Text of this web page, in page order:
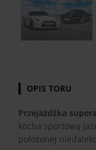
OPIS TORU
Przejażdżka
kocha sportową
położonej